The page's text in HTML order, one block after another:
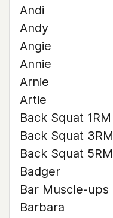
Andi
Andy
Angie
Annie
Arnie
Artie
Back Squat 1RM
Back Squat 3RM
Back Squat 5RM
Badger
Bar Muscle-ups
Barbara